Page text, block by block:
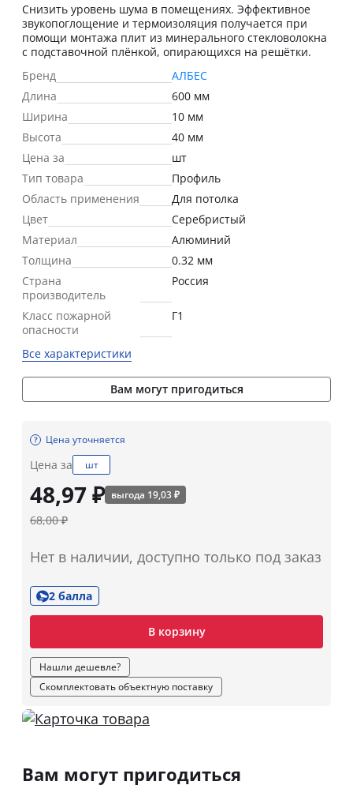
Снизить уровень шума в помещениях. Эффективное
звукопоглощение и термоизоляция получается при
помощи монтажа плит из минерального стекловолокна
с подставочной плёнкой, опирающихся на решётки.
Бренд
АЛБЕС
Длина
600 мм
Ширина
10 мм
Высота
40 мм
Цена за
шт
Тип товара
Профиль
Область применения
Для потолка
Цвет
Серебристый
Материал
Алюминий
Толщина
0.32 мм
Страна
производитель
Россия
Класс пожарной
опасности
Г1
Все характеристики
Вам могут пригодиться
Цена уточняется
Цена за шт
48,97 ₽ выгода 19,03 ₽
68,00 ₽
Нет в наличии, доступно только под заказ
2 балла
В корзину
Нашли дешевле?
Скомплектовать объектную поставку
Вам могут пригодиться